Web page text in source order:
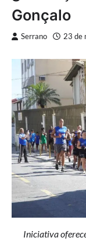
Gonçalo
Serrano 23 de
Iniciativa